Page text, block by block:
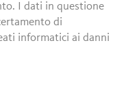
I dati in questione
di
informatici ai danni